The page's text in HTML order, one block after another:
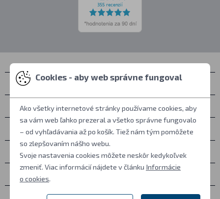
Kontakty
Zastihnete nás
Všetko o nákupe
Ďalšie informácie
Ostatné
Cookies - aby web správne fungoval
Ako všetky internetové stránky používame cookies, aby
sa vám web ľahko prezeral a všetko správne fungovalo
– od vyhľadávania až po košík. Tiež nám tým pomôžete
so zlepšovaním nášho webu.
Svoje nastavenia cookies môžete neskôr kedykoľvek
zmeniť. Viac informácií nájdete v článku Informácie
o cookies.